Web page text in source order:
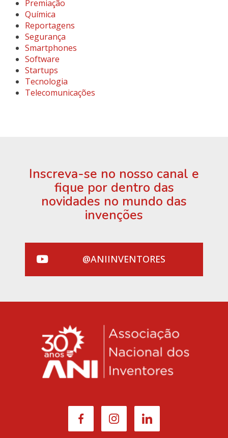
Premiação
Química
Reportagens
Segurança
Smartphones
Software
Startups
Tecnologia
Telecomunicações
Inscreva-se no nosso canal e
fique por dentro das
novidades no mundo das
invenções
@ANIINVENTORES